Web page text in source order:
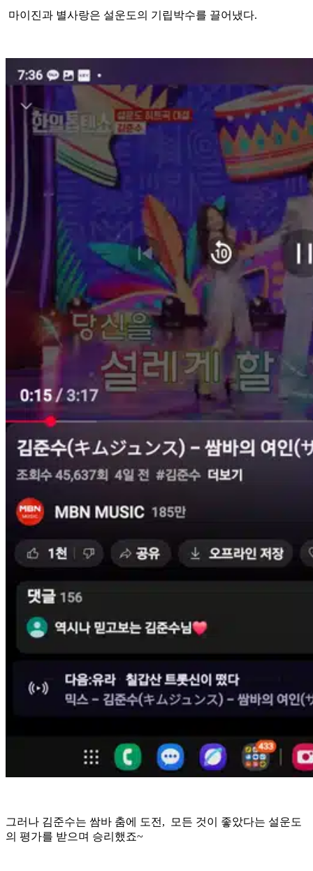
마이진과 별사랑은 설운도의 기립박수를 끌어냈다.
그러나 김준수는 쌈바 춤에 도전, 모든 것이 좋았다는 설운도
의 평가를 받으며 승리했죠~